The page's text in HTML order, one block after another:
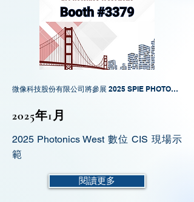
微像科技股份有限公司將參展 2025 SPIE PHOTONICS WEST！
2025年1月
2025 Photonics West 數位 CIS 現場示
範
閱讀更多